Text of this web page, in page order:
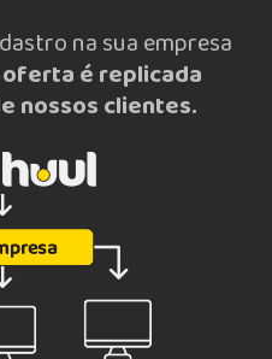
na sua empresa
é replicada
nossos clientes.